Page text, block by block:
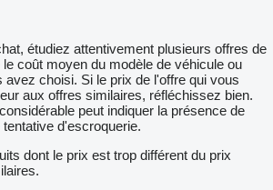
étudiez attentivement plusieurs offres de
coût moyen du modèle de véhicule ou
avez choisi. Si le prix de l'offre qui vous
aux offres similaires, réfléchissez bien.
peut indiquer la présence de
d'escroquerie.
dont le prix est trop différent du prix